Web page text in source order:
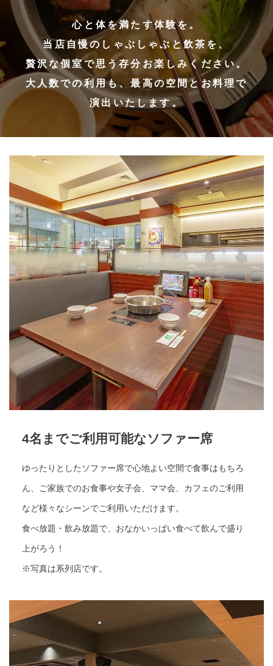
心と体を満たす体験を。
当店自慢のしゃぶしゃぶと飲茶を、
贅沢な個室で思う存分お楽しみください。
大人数での利用も、最高の空間とお料理で
演出いたします。
4名までご利用可能なソファー席
ゆったりとしたソファー席で心地よい空間で食事はもちろ
ん、ご家族でのお食事や女子会、ママ会、カフェのご利用
など様々なシーンでご利用いただけます。
食べ放題・飲み放題で、おなかいっぱい食べて飲んで盛り
上がろう！
※写真は系列店です。